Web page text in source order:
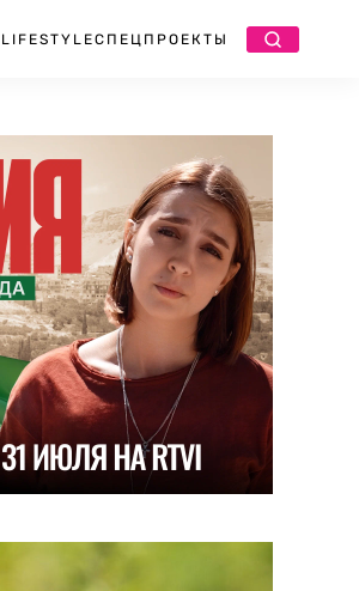
LIFESTYLEСПЕЦПРОЕКТЫ